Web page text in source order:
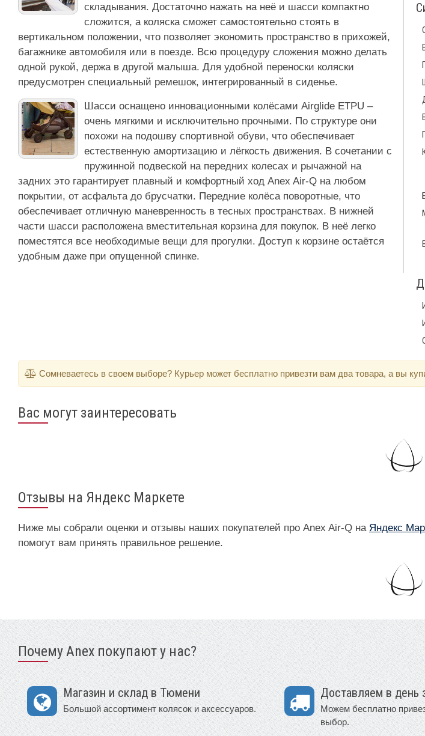
складывания. Достаточно нажать на неё и шасси компактно
сложится, а коляска сможет самостоятельно стоять в
вертикальном положении, что позволяет экономить пространство в прихожей,
багажнике автомобиля или в поезде. Всю процедуру сложения можно делать
одной рукой, держа в другой малыша. Для удобной переноски коляски
предусмотрен специальный ремешок, интегрированный в сиденье.
Шасси оснащено инновационными колёсами Airglide ETPU –
очень мягкими и исключительно прочными. По структуре они
похожи на подошву спортивной обуви, что обеспечивает
естественную амортизацию и лёгкость движения. В сочетании с
пружинной подвеской на передних колесах и рычажной на
задних это гарантирует плавный и комфортный ход Anex Air-Q на любом
покрытии, от асфальта до брусчатки. Передние колёса поворотные, что
обеспечивает отличную маневренность в тесных пространствах. В нижней
части шасси расположена вместительная корзина для покупок. В неё легко
поместятся все необходимые вещи для прогулки. Доступ к корзине остаётся
удобным даже при опущенной спинке.
Сомневаетесь в своем выборе? Курьер может бесплатно привезти вам два товара, а вы
Вас могут заинтересовать
Отзывы на Яндекс Маркете
Ниже мы собрали оценки и отзывы наших покупателей про Anex Air-Q на Яндекс
помогут вам принять правильное решение.
Почему Anex покупают у нас?
Магазин и склад в Тюмени
Большой ассортимент колясок и аксессуаров.
Доставляем в день
Можем бесплатно
выбор.